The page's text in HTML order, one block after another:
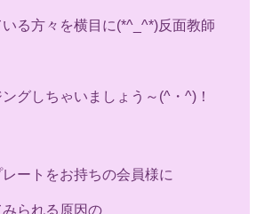
る方々を横目に(*^_^*)反面教師
グしちゃいましょう～(^・^)！
ートをお持ちの会員様に
られる原因の